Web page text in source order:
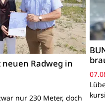
Radweg in
nur 230 Meter, doch